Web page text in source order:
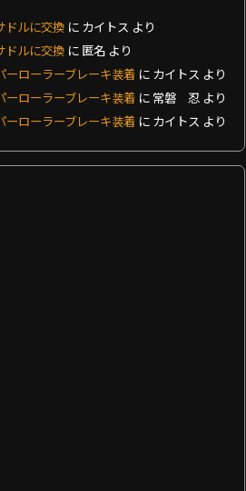
ドルに交換 に カイトス より
ドルに交換 に 匿名 より
ーローラーブレーキ装着 に カイトス より
ーローラーブレーキ装着 に 常磐 忍 より
ーローラーブレーキ装着 に カイトス より